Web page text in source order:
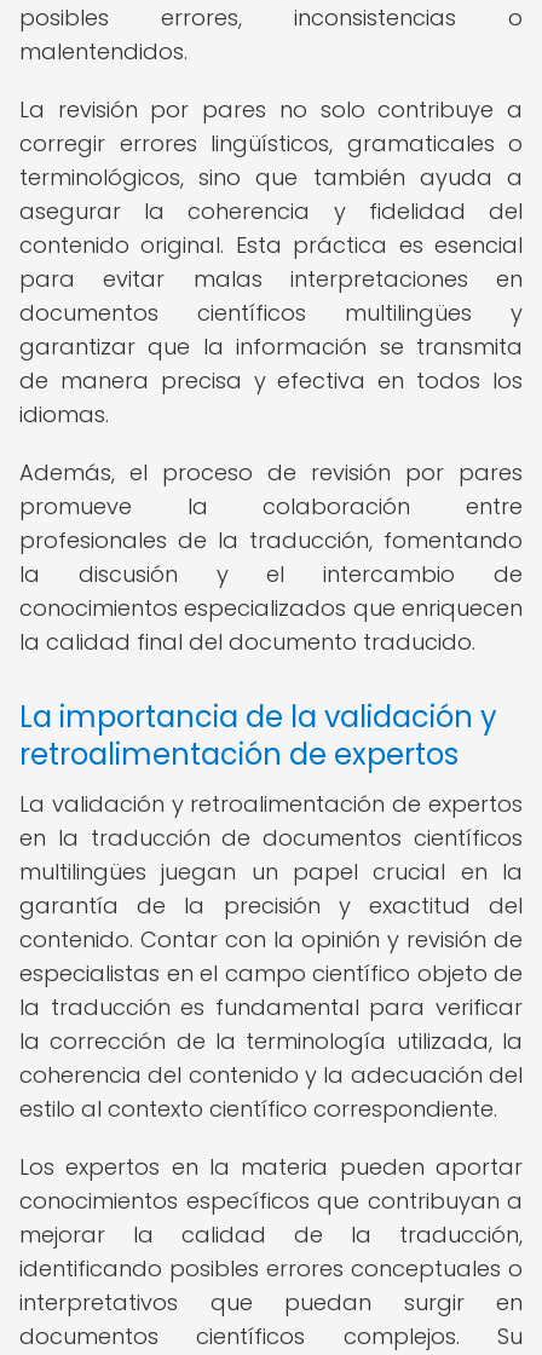
posibles errores, inconsistencias o
malentendidos.
La revisión por pares no solo contribuye a
corregir errores lingüísticos, gramaticales o
terminológicos, sino que también ayuda a
asegurar la coherencia y fidelidad del
contenido original. Esta práctica es esencial
para evitar malas interpretaciones en
documentos científicos multilingües y
garantizar que la información se transmita
de manera precisa y efectiva en todos los
idiomas.
Además, el proceso de revisión por pares
promueve la colaboración entre
profesionales de la traducción, fomentando
la discusión y el intercambio de
conocimientos especializados que enriquecen
la calidad final del documento traducido.
La importancia de la validación y
retroalimentación de expertos
La validación y retroalimentación de expertos
en la traducción de documentos científicos
multilingües juegan un papel crucial en la
garantía de la precisión y exactitud del
contenido. Contar con la opinión y revisión de
especialistas en el campo científico objeto de
la traducción es fundamental para verificar
la corrección de la terminología utilizada, la
coherencia del contenido y la adecuación del
estilo al contexto científico correspondiente.
Los expertos en la materia pueden aportar
conocimientos específicos que contribuyan a
mejorar la calidad de la traducción,
identificando posibles errores conceptuales o
interpretativos que puedan surgir en
documentos científicos complejos. Su